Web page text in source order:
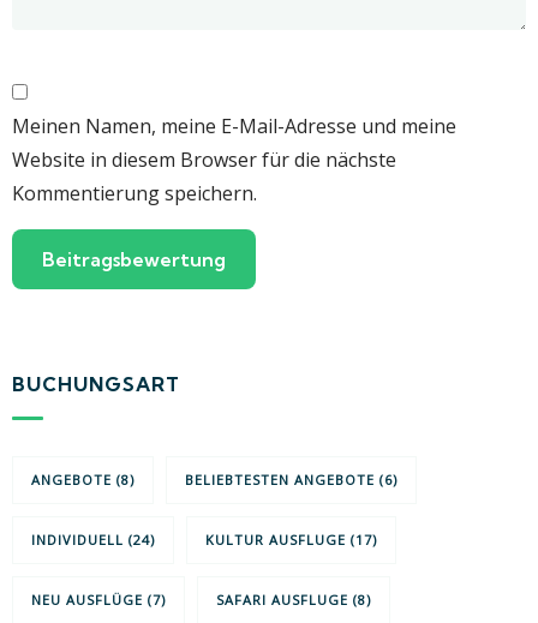
Meinen Namen, meine E-Mail-Adresse und meine
Website in diesem Browser für die nächste
Kommentierung speichern.
BUCHUNGSART
ANGEBOTE (8) BELIEBTESTEN ANGEBOTE (6)
INDIVIDUELL (24) KULTUR AUSFLUGE (17)
NEU AUSFLÜGE (7) SAFARI AUSFLUGE (8)